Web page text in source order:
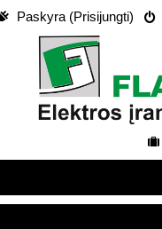
Paskyra (Prisijungti)